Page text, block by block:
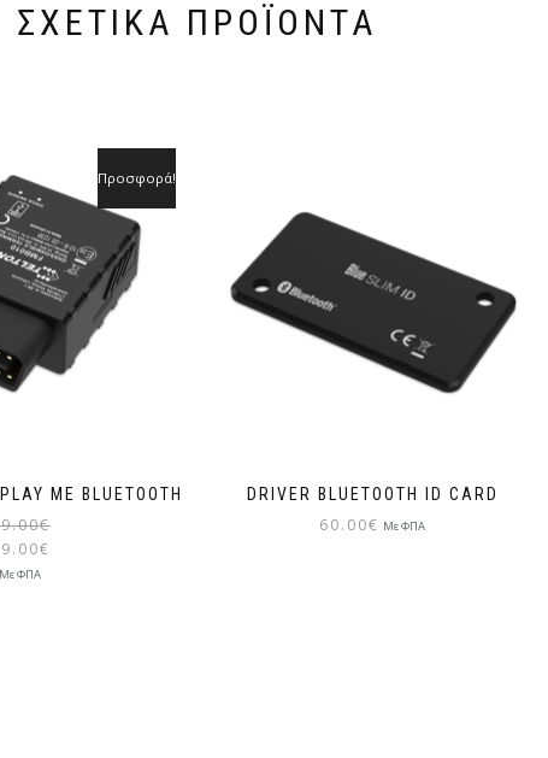
ΣΧΕΤΙΚΆ ΠΡΟΪΌΝΤΑ
ΜΕ BLUETOOTH
Προσφορά!
€
€
Με ΦΠΑ
DRIVER BLUETOOTH ID CARD
60.00€ Με ΦΠΑ